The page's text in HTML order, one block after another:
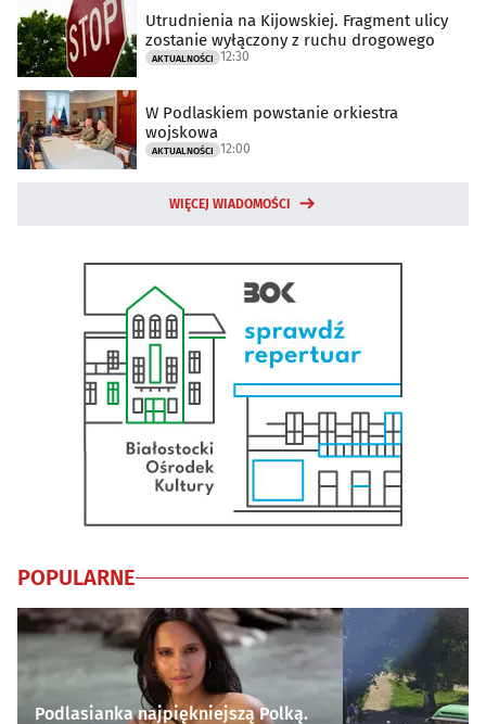
Utrudnienia na Kijowskiej. Fragment ulicy
zostanie wyłączony z ruchu drogowego
AKTUALNOŚCI 12:30
W Podlaskiem powstanie orkiestra
wojskowa
AKTUALNOŚCI 12:00
WIĘCEJ WIADOMOŚCI
POPULARNE
Podlasianka najpiękniejszą Polką.